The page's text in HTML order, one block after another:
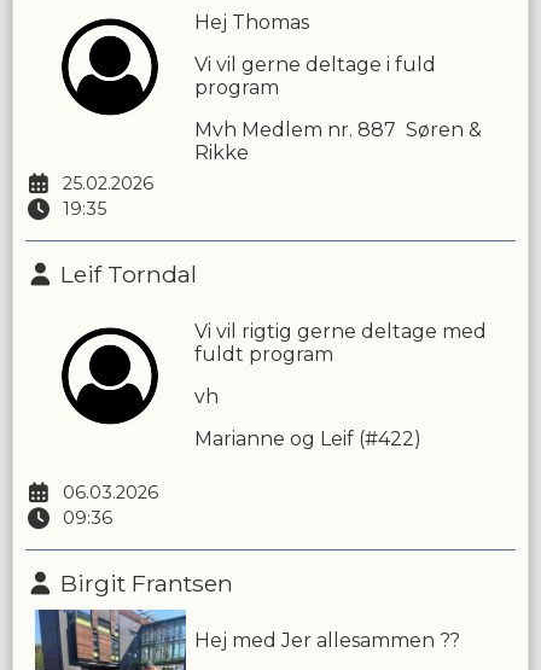
25.02.2026
19:35
Hej Thomas
Vi vil gerne deltage i fuld
program
Mvh Medlem nr. 887 Søren &
Rikke
Leif Torndal
06.03.2026
09:36
Vi vil rigtig gerne deltage med
fuldt program
vh
Marianne og Leif (#422)
Birgit Frantsen
Hej med Jer allesammen ??